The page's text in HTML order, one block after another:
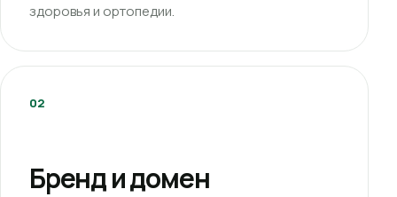
здоровья и ортопедии.
02
Бренд и домен